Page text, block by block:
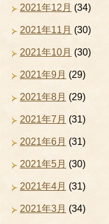
2021年12月 (34)
2021年11月 (30)
2021年10月 (30)
2021年9月 (29)
2021年8月 (29)
2021年7月 (31)
2021年6月 (31)
2021年5月 (30)
2021年4月 (31)
2021年3月 (34)